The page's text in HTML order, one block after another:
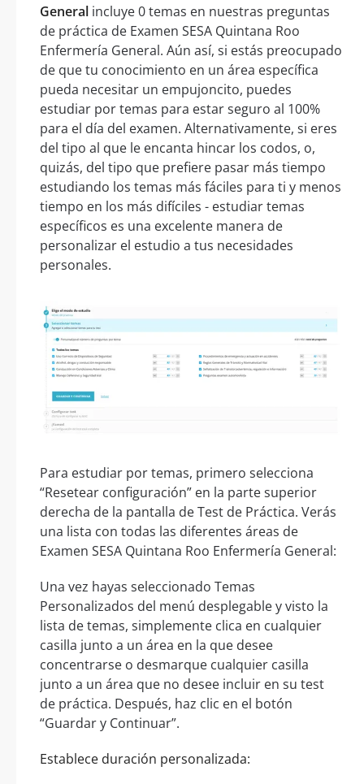
General incluye 0 temas en nuestras preguntas
de práctica de Examen SESA Quintana Roo
Enfermería General. Aún así, si estás preocupado
de que tu conocimiento en un área específica
pueda necesitar un empujoncito, puedes
estudiar por temas para estar seguro al 100%
para el día del examen. Alternativamente, si eres
del tipo al que le encanta hincar los codos, o,
quizás, del tipo que prefiere pasar más tiempo
estudiando los temas más fáciles para ti y menos
tiempo en los más difíciles - estudiar temas
específicos es una excelente manera de
personalizar el estudio a tus necesidades
personales.
Para estudiar por temas, primero selecciona
“Resetear configuración” en la parte superior
derecha de la pantalla de Test de Práctica. Verás
una lista con todas las diferentes áreas de
Examen SESA Quintana Roo Enfermería General:
Una vez hayas seleccionado Temas
Personalizados del menú desplegable y visto la
lista de temas, simplemente clica en cualquier
casilla junto a un área en la que desee
concentrarse o desmarque cualquier casilla
junto a un área que no desee incluir en su test
de práctica. Después, haz clic en el botón
“Guardar y Continuar”.
Establece duración personalizada: